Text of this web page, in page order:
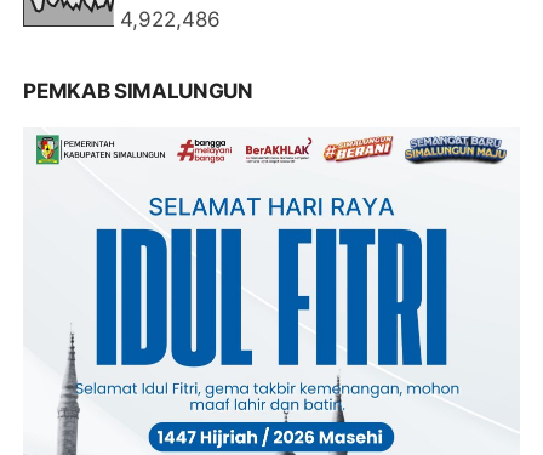
4,922,486
PEMKAB SIMALUNGUN